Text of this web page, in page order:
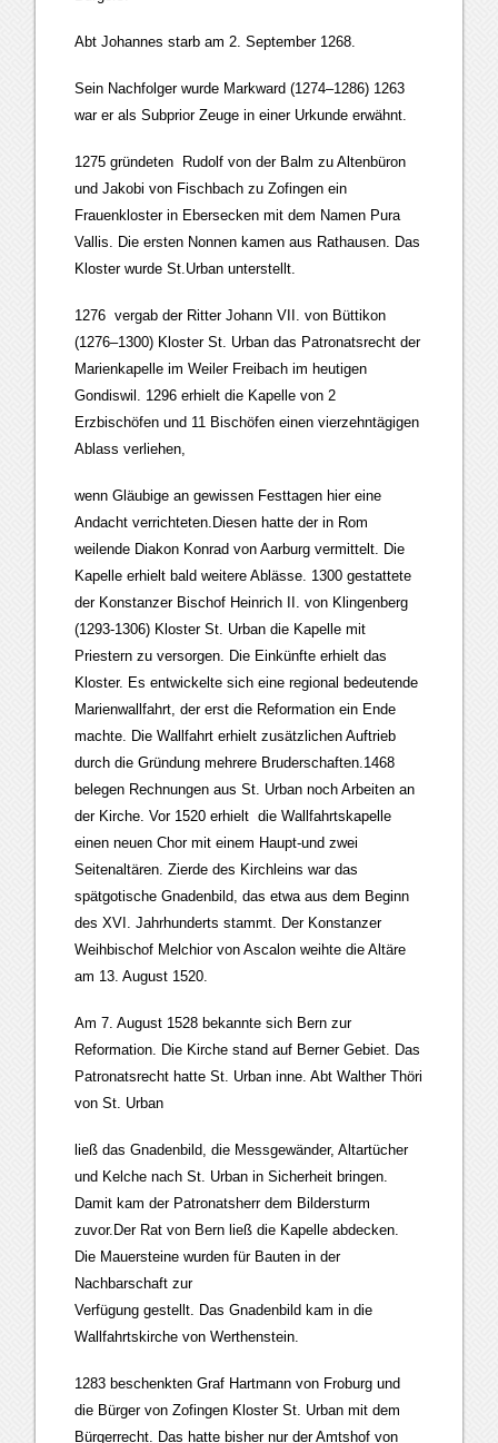
Abt Johannes starb am 2. September 1268.
Sein Nachfolger wurde Markward (1274–1286) 1263
war er als Subprior Zeuge in einer Urkunde erwähnt.
1275 gründeten Rudolf von der Balm zu Altenbüron
und Jakobi von Fischbach zu Zofingen ein
Frauenkloster in Ebersecken mit dem Namen Pura
Vallis. Die ersten Nonnen kamen aus Rathausen. Das
Kloster wurde St.Urban unterstellt.
1276 vergab der Ritter Johann VII. von Büttikon
(1276–1300) Kloster St. Urban das Patronatsrecht der
Marienkapelle im Weiler Freibach im heutigen
Gondiswil. 1296 erhielt die Kapelle von 2
Erzbischöfen und 11 Bischöfen einen vierzehntägigen
Ablass verliehen,
wenn Gläubige an gewissen Festtagen hier eine
Andacht verrichteten.Diesen hatte der in Rom
weilende Diakon Konrad von Aarburg vermittelt. Die
Kapelle erhielt bald weitere Ablässe. 1300 gestattete
der Konstanzer Bischof Heinrich II. von Klingenberg
(1293-1306) Kloster St. Urban die Kapelle mit
Priestern zu versorgen. Die Einkünfte erhielt das
Kloster. Es entwickelte sich eine regional bedeutende
Marienwallfahrt, der erst die Reformation ein Ende
machte. Die Wallfahrt erhielt zusätzlichen Auftrieb
durch die Gründung mehrere Bruderschaften.1468
belegen Rechnungen aus St. Urban noch Arbeiten an
der Kirche. Vor 1520 erhielt die Wallfahrtskapelle
einen neuen Chor mit einem Haupt-und zwei
Seitenaltären. Zierde des Kirchleins war das
spätgotische Gnadenbild, das etwa aus dem Beginn
des XVI. Jahrhunderts stammt. Der Konstanzer
Weihbischof Melchior von Ascalon weihte die Altäre
am 13. August 1520.
Am 7. August 1528 bekannte sich Bern zur
Reformation. Die Kirche stand auf Berner Gebiet. Das
Patronatsrecht hatte St. Urban inne. Abt Walther Thöri
von St. Urban
ließ das Gnadenbild, die Messgewänder, Altartücher
und Kelche nach St. Urban in Sicherheit bringen.
Damit kam der Patronatsherr dem Bildersturm
zuvor.Der Rat von Bern ließ die Kapelle abdecken.
Die Mauersteine wurden für Bauten in der
Nachbarschaft zur
Verfügung gestellt. Das Gnadenbild kam in die
Wallfahrtskirche von Werthenstein.
1283 beschenkten Graf Hartmann von Froburg und
die Bürger von Zofingen Kloster St. Urban mit dem
Bürgerrecht. Das hatte bisher nur der Amtshof von